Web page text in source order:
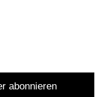
abonnieren